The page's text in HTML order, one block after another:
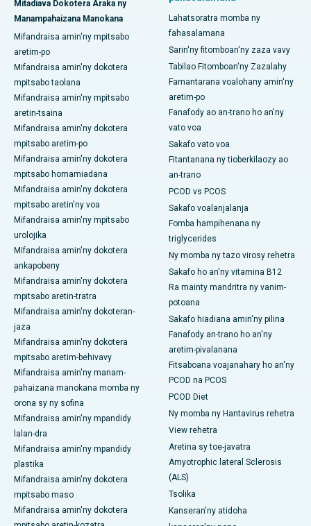
Mitadiava Dokotera Araka ny
Manampahaizana Manokana
Mifandraisa amin'ny mpitsabo
aretim-po
Mifandraisa amin'ny dokotera
mpitsabo taolana
Mifandraisa amin'ny mpitsabo
aretin-tsaina
Mifandraisa amin'ny dokotera
mpitsabo aretim-po
Mifandraisa amin'ny dokotera
mpitsabo homamiadana
Mifandraisa amin'ny dokotera
mpitsabo aretin'ny voa
Mifandraisa amin'ny mpitsabo
urolojika
Mifandraisa amin'ny dokotera
ankapobeny
Mifandraisa amin'ny dokotera
mpitsabo aretin-tratra
Mifandraisa amin'ny dokoteran-
jaza
Mifandraisa amin'ny dokotera
mpitsabo aretim-behivavy
Mifandraisa amin'ny manam-
pahaizana manokana momba ny
orona sy ny sofina
Mifandraisa amin'ny mpandidy
lalan-dra
Mifandraisa amin'ny mpandidy
plastika
Mifandraisa amin'ny dokotera
mpitsabo maso
Mifandraisa amin'ny dokotera
Lahatsoratra momba ny
fahasalamana
Sarin'ny fitomboan'ny zaza vavy
Tabilao Fitomboan'ny Zazalahy
Famantarana voalohany amin'ny
aretim-po
Fanafody ao an-trano ho an'ny
vato voa
Sakafo vato voa
Fitantanana ny tioberkilaozy ao
an-trano
PCOD vs PCOS
Sakafo voalanjalanja
Fomba hampihenana ny
triglycerides
Ny momba ny tazo virosy rehetra
Sakafo ho an'ny vitamina B12
Ra mainty mandritra ny vanim-
potoana
Sakafo hiadiana amin'ny pilina
Fanafody an-trano ho an'ny
aretim-pivalanana
Fitsaboana voajanahary ho an'ny
PCOD na PCOS
PCOD Diet
Ny momba ny Hantavirus rehetra
View rehetra
Aretina sy toe-javatra
Amyotrophic lateral Sclerosis
(ALS)
Tsolika
Kanseran'ny atidoha